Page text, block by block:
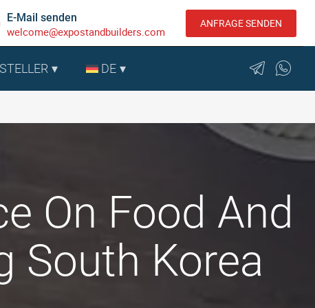
E-Mail senden
welcome@expostandbuilders.com
ANFRAGE SENDEN
DE
On Food And
South Korea